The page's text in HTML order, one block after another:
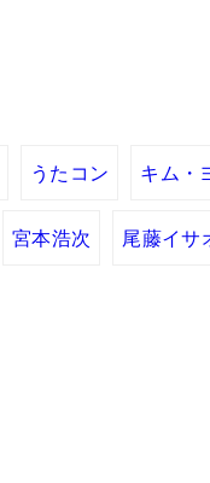
うたコン キム・
宮本浩次 尾藤イサ